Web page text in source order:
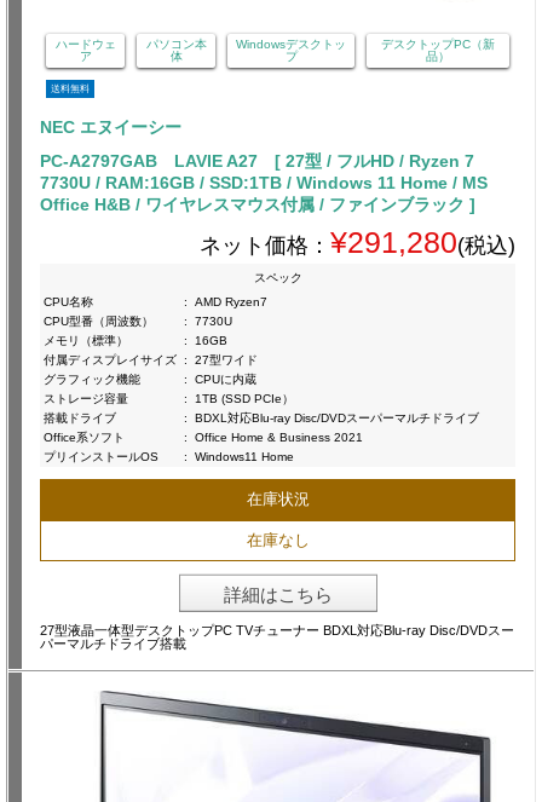
ハードウェ
ア
パソコン本
体
Windowsデスクトッ
プ
デスクトップPC（新
品）
送料無料
NEC エヌイーシー
PC-A2797GAB LAVIE A27 [ 27型 / フルHD / Ryzen 7
7730U / RAM:16GB / SSD:1TB / Windows 11 Home / MS
Office H&B / ワイヤレスマウス付属 / ファインブラック ]
ネット価格： ¥291,280(税込)
スペック
CPU名称
:
AMD Ryzen7
CPU型番（周波数）
:
7730U
メモリ（標準）
:
16GB
付属ディスプレイサイズ :
27型ワイド
グラフィック機能
:
CPUに内蔵
ストレージ容量
:
1TB (SSD PCIe）
搭載ドライブ
:
BDXL対応Blu-ray Disc/DVDスーパーマルチドライブ
Office系ソフト
:
Office Home & Business 2021
プリインストールOS
: Windows11 Home
在庫状況
在庫なし
詳細はこちら
27型液晶一体型デスクトップPC TVチューナー BDXL対応Blu-ray Disc/DVDスー
パーマルチドライブ搭載